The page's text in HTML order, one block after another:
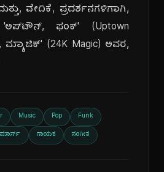
ವೇದಿಕೆ, ಪ್ರದರ್ಶನಗಳಿಗಾಗಿ,
'ಅಪ್‌ಟೌನ್, ಫಂಕ್' (Uptown
ಮ್ಯಾಜಿಕ್' (24K Magic) ಅವರ,
Music Pop Funk
ಗಾಯಕ ಸಂಗೀತ